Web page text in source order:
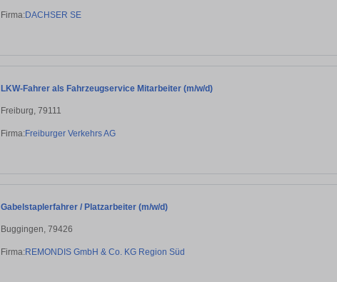
Firma:DACHSER SE
LKW-Fahrer als Fahrzeugservice Mitarbeiter (m/w/d)
Freiburg, 79111
Firma:Freiburger Verkehrs AG
Gabelstaplerfahrer / Platzarbeiter (m/w/d)
Buggingen, 79426
Firma:REMONDIS GmbH & Co. KG Region Süd